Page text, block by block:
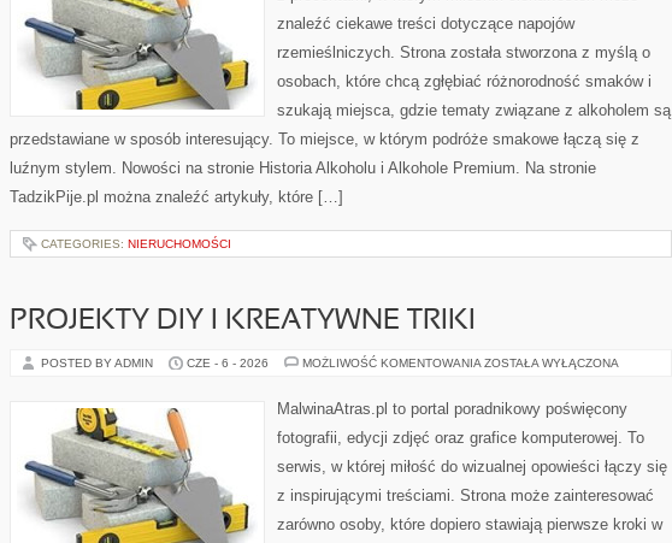
znaleźć ciekawe treści dotyczące napojów
rzemieślniczych. Strona została stworzona z myślą o
osobach, które chcą zgłębiać różnorodność smaków i
szukają miejsca, gdzie tematy związane z alkoholem są
przedstawiane w sposób interesujący. To miejsce, w którym podróże smakowe łączą się z
luźnym stylem. Nowości na stronie Historia Alkoholu i Alkohole Premium. Na stronie
TadzikPije.pl można znaleźć artykuły, które […]
CATEGORIES: NIERUCHOMOŚCI
PROJEKTY DIY I KREATYWNE TRIKI
POSTED BY ADMIN CZE - 6 - 2026 MOŻLIWOŚĆ KOMENTOWANIA PROJEKTY
KREATYWNE
TRIKI
ZOSTAŁA WYŁĄCZONA
MalwinaAtras.pl to portal poradnikowy poświęcony
fotografii, edycji zdjęć oraz grafice komputerowej. To
serwis, w której miłość do wizualnej opowieści łączy się
z inspirującymi treściami. Strona może zainteresować
zarówno osoby, które dopiero stawiają pierwsze kroki w